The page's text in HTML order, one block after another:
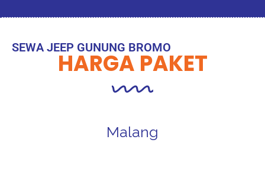
SEWA JEEP GUNUNG BROMO
HARGA PAKET
Malang